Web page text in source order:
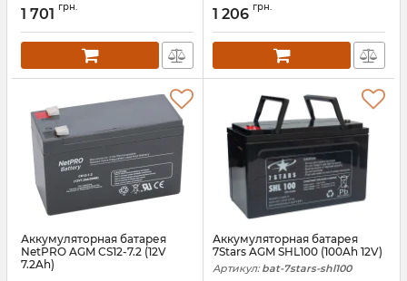
1 701 грн. 1 206 грн.
Аккумуляторная батарея
NetPRO AGM CS12-7.2 (12V
7.2Ah)
Аккумуляторная батарея
7Stars AGM SHL100 (100Ah 12V)
Артикул: bat-7stars-shl100